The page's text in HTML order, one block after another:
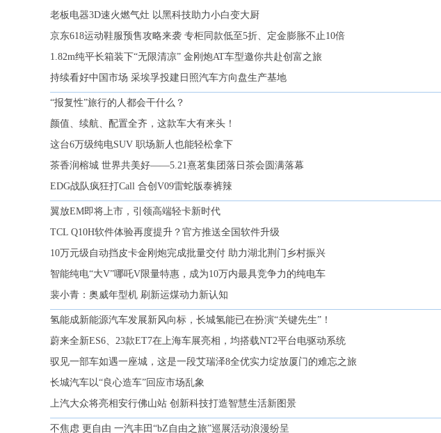
老板电器3D速火燃气灶 以黑科技助力小白变大厨
京东618运动鞋服预售攻略来袭 专柜同款低至5折、定金膨胀不止10倍
1.82m纯平长箱装下“无限清凉” 金刚炮AT车型邀你共赴创富之旅
持续看好中国市场 采埃孚投建日照汽车方向盘生产基地
“报复性”旅行的人都会干什么？
颜值、续航、配置全齐，这款车大有来头！
这台6万级纯电SUV 职场新人也能轻松拿下
茶香润榕城 世界共美好——5.21熹茗集团落日茶会圆满落幕
EDG战队疯狂打Call 合创V09雷蛇版泰裤辣
翼放EM即将上市，引领高端轻卡新时代
TCL Q10H软件体验再度提升？官方推送全国软件升级
10万元级自动挡皮卡金刚炮完成批量交付 助力湖北荆门乡村振兴
智能纯电“大V”哪吒V限量特惠，成为10万内最具竞争力的纯电车
裴小青：奥威年型机 刷新运煤动力新认知
氢能成新能源汽车发展新风向标，长城氢能已在扮演“关键先生”！
蔚来全新ES6、23款ET7在上海车展亮相，均搭载NT2平台电驱动系统
驭见一部车如遇一座城，这是一段艾瑞泽8全优实力绽放厦门的难忘之旅
长城汽车以“良心造车”回应市场乱象
上汽大众将亮相安行佛山站 创新科技打造智慧生活新图景
不焦虑 更自由 一汽丰田“bZ自由之旅”巡展活动浪漫纷呈